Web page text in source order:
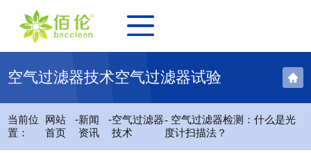
空气过滤器技术空气过滤器试验
当前位
置：
网站
首页
-新闻
资讯
-空气过滤器
技术
- 空气过滤器检测：什么是光
度计扫描法？